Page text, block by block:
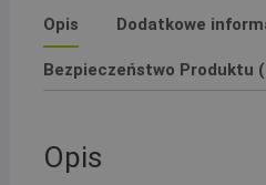
Opis Dodatkowe
Bezpieczeństwo Produktu
Opis